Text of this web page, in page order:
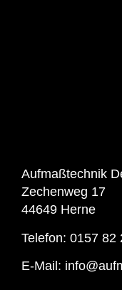
Aufmaßtechnik
Zechenweg 17
44649 Herne
Telefon: 0157 82
E-Mail: